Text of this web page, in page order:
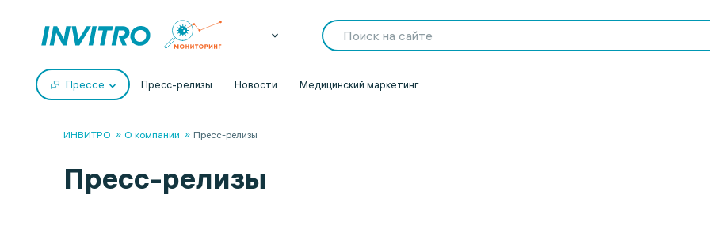
Прессе Пресс-релизы Новости Медицинский маркетинг
ИНВИТРО О компании Пресс-релизы
Пресс-релизы